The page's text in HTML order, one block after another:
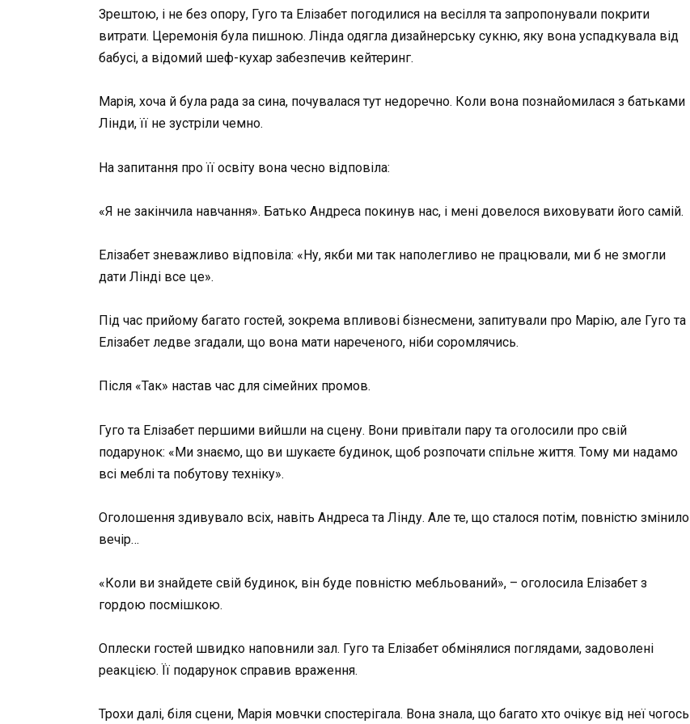
Зрештою, і не без опору, Гуго та Елізабет погодилися на весілля та запропонували покрити
витрати. Церемонія була пишною. Лінда одягла дизайнерську сукню, яку вона успадкувала від
бабусі, а відомий шеф-кухар забезпечив кейтеринг.
Марія, хоча й була рада за сина, почувалася тут недоречно. Коли вона познайомилася з батьками
Лінди, її не зустріли чемно.
На запитання про її освіту вона чесно відповіла:
«Я не закінчила навчання». Батько Андреса покинув нас, і мені довелося виховувати його самій.
Елізабет зневажливо відповіла: «Ну, якби ми так наполегливо не працювали, ми б не змогли
дати Лінді все це».
Під час прийому багато гостей, зокрема впливові бізнесмени, запитували про Марію, але Гуго та
Елізабет ледве згадали, що вона мати нареченого, ніби соромлячись.
Після «Так» настав час для сімейних промов.
Гуго та Елізабет першими вийшли на сцену. Вони привітали пару та оголосили про свій
подарунок: «Ми знаємо, що ви шукаєте будинок, щоб розпочати спільне життя. Тому ми надамо
всі меблі та побутову техніку».
Оголошення здивувало всіх, навіть Андреса та Лінду. Але те, що сталося потім, повністю змінило
вечір…
«Коли ви знайдете свій будинок, він буде повністю мебльований», – оголосила Елізабет з
гордою посмішкою.
Оплески гостей швидко наповнили зал. Гуго та Елізабет обмінялися поглядами, задоволені
реакцією. Її подарунок справив враження.
Трохи далі, біля сцени, Марія мовчки спостерігала. Вона знала, що багато хто очікує від неї чогось